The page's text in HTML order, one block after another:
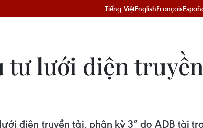
Tiếng ViệtEnglishFrançais
tư lưới điện
điện truyền tải, phân kỳ 3” do ADB tài